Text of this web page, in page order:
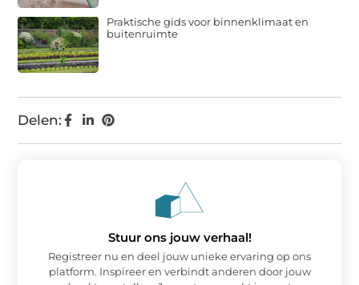
Delen:
Praktische gids voor binnenklimaat en
buitenruimte
Stuur ons jouw verhaal!
Registreer nu en deel jouw unieke ervaring op ons
platform. Inspireer en verbindt anderen door jouw